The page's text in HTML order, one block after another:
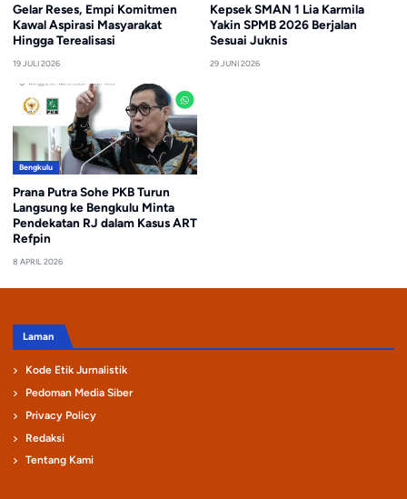
Gelar Reses, Empi Komitmen
Kawal Aspirasi Masyarakat
Hingga Terealisasi
19 JULI 2026
Kepsek SMAN 1 Lia Karmila
Yakin SPMB 2026 Berjalan
Sesuai Juknis
29 JUNI 2026
Bengkulu
Prana Putra Sohe PKB Turun
Langsung ke Bengkulu Minta
Pendekatan RJ dalam Kasus ART
Refpin
8 APRIL 2026
Laman
Kode Etik Jurnalistik
Pedoman Media Siber
Privacy Policy
Redaksi
Tentang Kami